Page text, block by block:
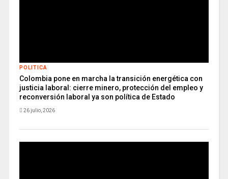
POLITICA
Colombia pone en marcha la transición energética con
justicia laboral: cierre minero, protección del empleo y
reconversión laboral ya son política de Estado
26 julio, 2026